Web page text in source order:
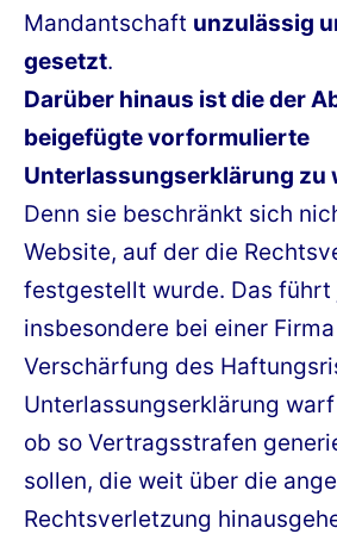
Mandantschaft unzulässig
gesetzt.
Darüber hinaus ist die der
beigefügte vorformulierte
Unterlassungserklärung zu
Denn sie beschränkt sich
Website, auf der die
festgestellt wurde. Das führt
insbesondere bei einer
Verschärfung des
Unterlassungserklärung
ob so Vertragsstrafen
sollen, die weit über die
Rechtsverletzung